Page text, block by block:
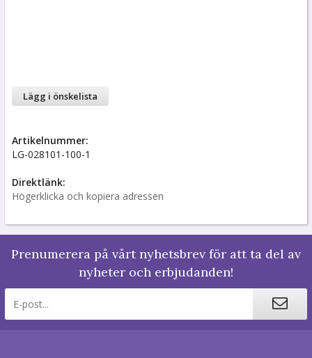
Lägg i önskelista
Artikelnummer:
LG-028101-100-1
Direktlänk:
Högerklicka och kopiera adressen
Prenumerera på vårt nyhetsbrev för att ta del av
nyheter och erbjudanden!